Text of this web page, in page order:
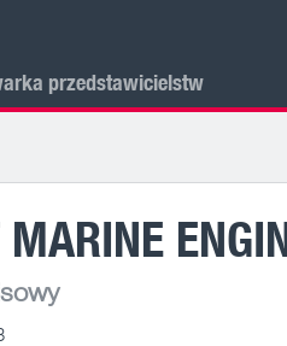
przedstawicielstw